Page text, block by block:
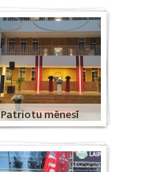
Patriotu mēnesī